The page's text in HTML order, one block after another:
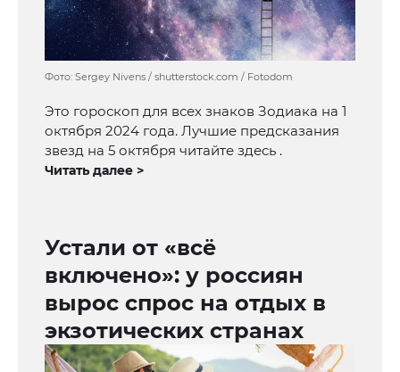
Фото: Sergey Nivens / shutterstock.com / Fotodom
Это гороскоп для всех знаков Зодиака на 1
октября 2024 года. Лучшие предсказания
звезд на 5 октября читайте здесь .
Читать далее >
Устали от «всё
включено»: у россиян
вырос спрос на отдых в
экзотических странах